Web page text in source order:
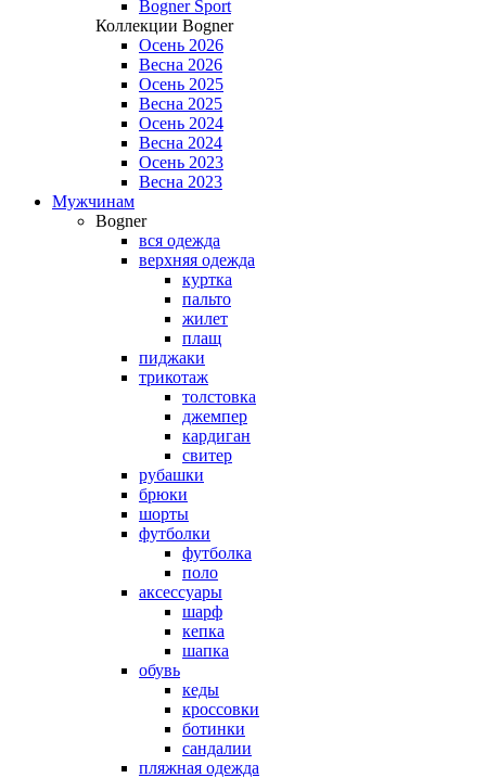
Bogner Sport
Коллекции Bogner
Осень 2026
Весна 2026
Осень 2025
Весна 2025
Осень 2024
Весна 2024
Осень 2023
Весна 2023
Мужчинам
Bogner
вся одежда
верхняя одежда
куртка
пальто
жилет
плащ
пиджаки
трикотаж
толстовка
джемпер
кардиган
свитер
рубашки
брюки
шорты
футболки
футболка
поло
аксессуары
шарф
кепка
шапка
обувь
кеды
кроссовки
ботинки
сандалии
пляжная одежда